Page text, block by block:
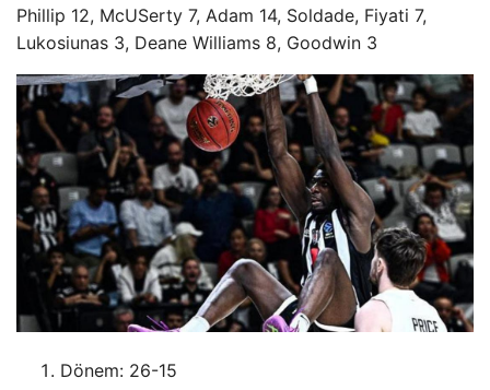
Phillip 12, McUSerty 7, Adam 14, Soldade, Fiyati 7,
Lukosiunas 3, Deane Williams 8, Goodwin 3
Dönem: 26-15